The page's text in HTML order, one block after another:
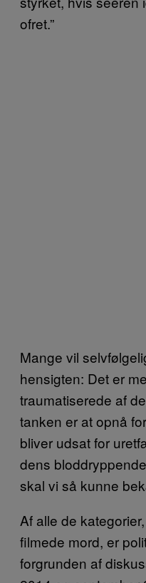
ofret.”
Mange vil
hensigten: Det er
traumatiserede af
tanken er at opnå
bliver udsat for
dens
skal vi så kunne
Af alle de
filmede mord, er
forgrunden af